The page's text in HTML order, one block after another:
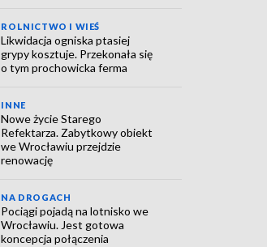
ROLNICTWO I WIEŚ
Likwidacja ogniska ptasiej
grypy kosztuje. Przekonała się
o tym prochowicka ferma
INNE
Nowe życie Starego
Refektarza. Zabytkowy obiekt
we Wrocławiu przejdzie
renowację
NA DROGACH
Pociągi pojadą na lotnisko we
Wrocławiu. Jest gotowa
koncepcja połączenia